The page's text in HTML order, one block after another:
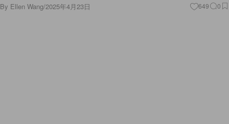
By Ellen Wang/2025年4月23日 649 0